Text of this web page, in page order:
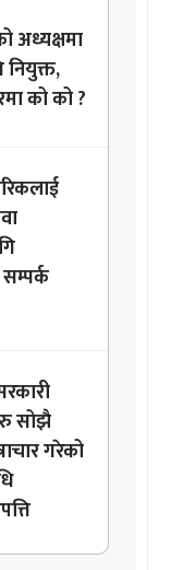
अध्यक्षमा
नियुक्त,
को को ?
सोझै
गरेको